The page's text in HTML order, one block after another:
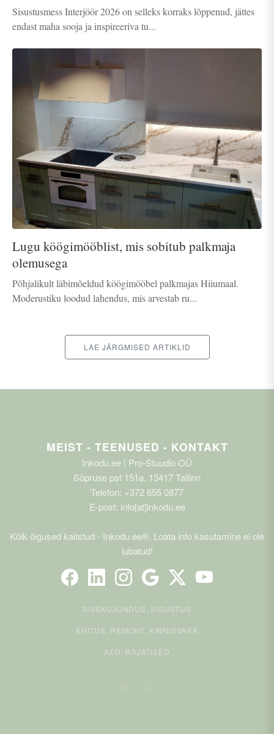
Sisustusmess Interjöör 2026 on selleks korraks lõppenud, jättes
endast maha sooja ja inspireeriva tu...
Lugu köögimööblist, mis sobitub palkmaja
olemusega
Põhjalikult läbimõeldud köögimööbel palkmajas Hiiumaal.
Moderustiku loodud lahendus, mis arvestab ru...
LAE JÄRGMISED ARTIKLID
MEIST - TEENUSED - KONTAKT
Inkodu.ee | Pro-Stuudio OÜ
Sõpruse pst 151a, 13417 Tallinn
Telefon: +372 655 0877
E-post: info[at]inkodu.ee
Kõik õigused kaitstud - Inkodu.ee®. Loata info kasutamine ei ole
lubatud!
SISEKUJUNDUS, SISUSTUS
EHITUS, REMONT, KINNISVARA
AED, RAJATISED